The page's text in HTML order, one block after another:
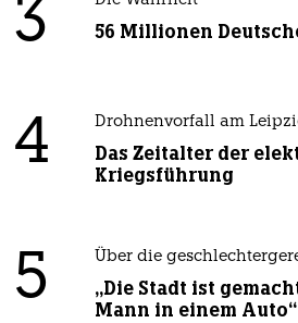
3 56 Millionen
4 Drohnenvorfall am
Das Zeitalter der
Kriegsführung
5 Über die
„Die Stadt ist
Mann in einem Auto“